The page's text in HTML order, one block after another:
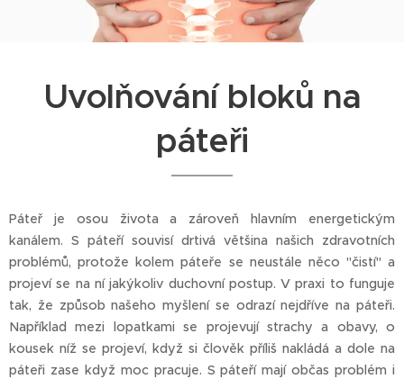
Uvolňování bloků na
páteři
Páteř je osou života a zároveň hlavním energetickým
kanálem. S páteří souvisí drtivá většina našich zdravotních
problémů, protože kolem páteře se neustále něco "čistí" a
projeví se na ní jakýkoliv duchovní postup. V praxi to funguje
tak, že způsob našeho myšlení se odrazí nejdříve na páteři.
Například mezi lopatkami se projevují strachy a obavy, o
kousek níž se projeví, když si člověk příliš nakládá a dole na
páteři zase když moc pracuje. S páteří mají občas problém i